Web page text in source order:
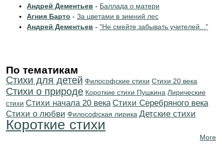
Андрей Дементьев - Баллада о матери
Агния Барто - За цветами в зимний лес
Андрей Дементьев - "Не смейте забывать учителей..."
По тематикам
Стихи для детей Философские стихи Стихи 20 века
Стихи о природе Короткие стихи Пушкина Лирические
стихи Cтихи начала 20 века Cтихи Серебряного века
Стихи о любви Философская лирика Детские стихи
Короткие стихи
More